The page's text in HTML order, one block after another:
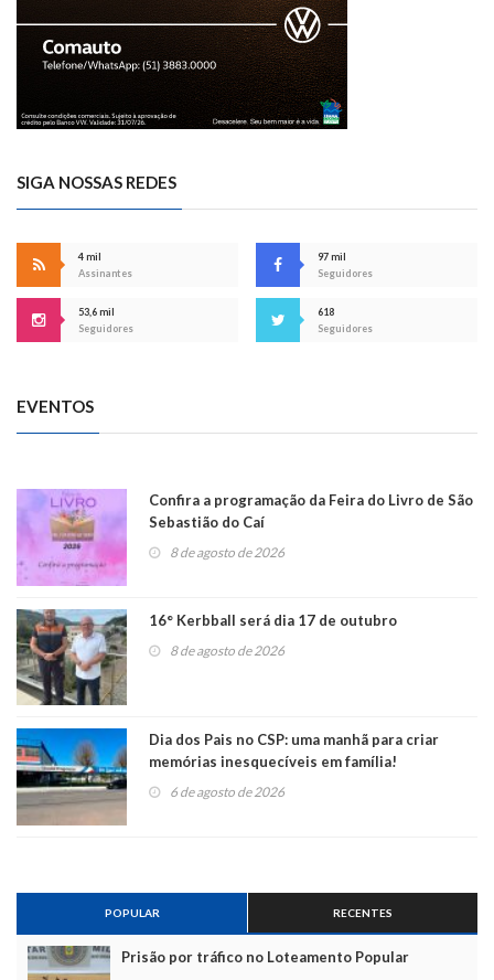
SIGA NOSSAS REDES
4 mil
Assinantes
97 mil
Seguidores
53,6 mil
Seguidores
618
Seguidores
EVENTOS
Confira a programação da Feira do Livro de São
Sebastião do Caí
8 de agosto de 2026
16° Kerbball será dia 17 de outubro
8 de agosto de 2026
Dia dos Pais no CSP: uma manhã para criar
memórias inesquecíveis em família!
6 de agosto de 2026
POPULAR RECENTES
Prisão por tráfico no Loteamento Popular